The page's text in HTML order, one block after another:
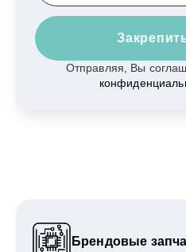
Отправляя, Вы
Брендовые